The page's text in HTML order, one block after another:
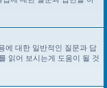
에 대한 일반적인 질문과 답
읽어 보시는게 도움이 될 것